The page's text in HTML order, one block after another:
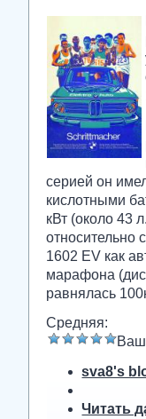
серией он
кислотными
кВт (около 43
относительно
1602 EV как
марафона
равнялась
Средняя:
sva8's
Читать